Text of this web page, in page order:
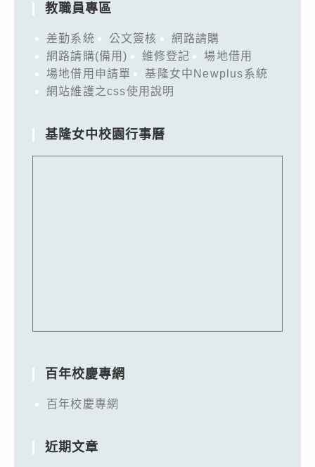
教職員專區
差勤系統 公文簽核
網路請購
網路請購(備用)
維修登記
場地借用
場地借用申請單
基隆女中Newplus系統
網站維護之css使用說明
基隆女中校園行事曆
百年校慶專網
百年校慶專網
近期文章